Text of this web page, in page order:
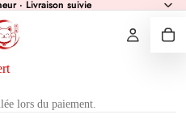
· Livraison suivie
· Livraison suivie
lors du paiement.